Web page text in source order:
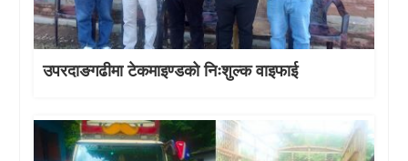
उपरदाङगढीमा टेकमाइण्डको निःशुल्क वाइफाई